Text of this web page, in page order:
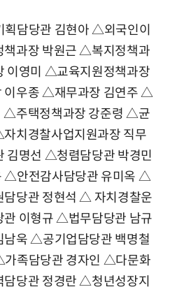
획담당관 김현아△외국인이
책과장 박원근△복지정책과
이영미 △교육지원정책과장
이우종△재무과장 김연주△
△주택정책과장 강준령△균
자치경찰사업지원과장 직무
김명선 △청렴담당관 박경민
△안전감사담당관 유미옥 △
담당관 정현석△ 자치경찰운
관 이형규△법무담당관 남규
남욱△공기업담당관 백명철
가족담당관 경자인 △다문화
담당관 정경란△청년성장지